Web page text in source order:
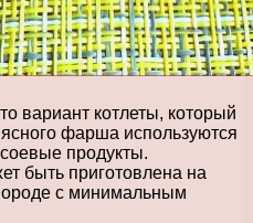
вариант котлеты, который
фарша используются
продукты.
быть приготовлена на
с минимальным